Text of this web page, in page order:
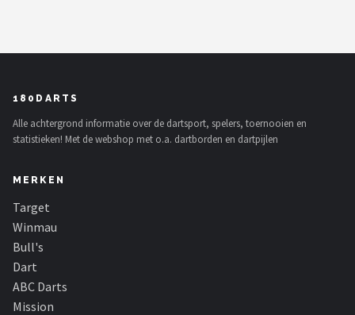
Dart
ABC Darts
Mission
Harrows
KOTO
Unicorn
180DARTS
Alle achtergrond informatie over de dartsport, spelers, toernooien en
statistieken! Met de webshop met o.a. dartborden en dartpijlen
MERKEN
Target
Winmau
Bull's
Dart
ABC Darts
Mission